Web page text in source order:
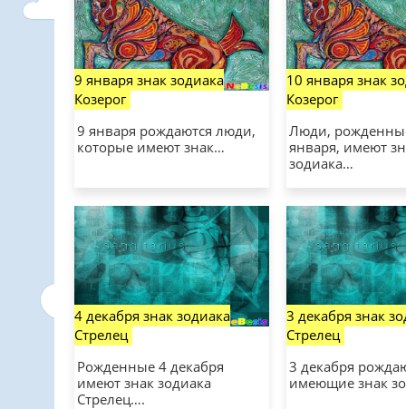
9 января знак зодиака
Козерог
9 января рождаются люди,
которые имеют знак…
10 января знак
Козерог
Люди,
января, имеют
зодиака…
4 декабря знак зодиака
Стрелец
Рожденные 4 декабря
имеют знак зодиака
Стрелец….
3 декабря знак
Стрелец
3 декабря
имеющие знак